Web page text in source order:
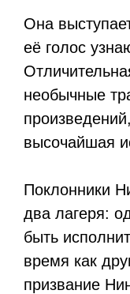
Она
её голос
необычные
высочайшая
Поклонники
два лагеря:
быть
время как
призвание